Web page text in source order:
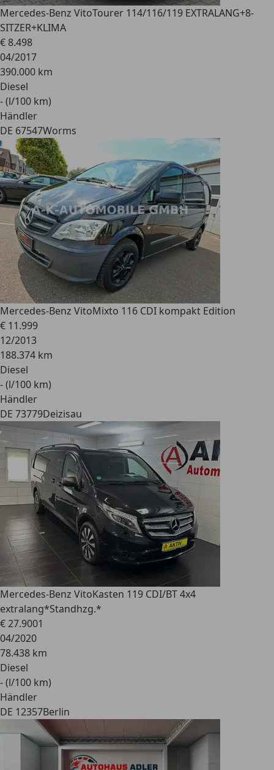
Mercedes-Benz VitoTourer 114/116/119 EXTRALANG+8-
SITZER+KLIMA
€ 8.498
04/2017
390.000 km
Diesel
- (l/100 km)
Händler
DE 67547Worms
Mercedes-Benz VitoMixto 116 CDI kompakt Edition
€ 11.999
12/2013
188.374 km
Diesel
- (l/100 km)
Händler
DE 73779Deizisau
Mercedes-Benz VitoKasten 119 CDI/BT 4x4
extralang*Standhzg.*
€ 27.9001
04/2020
78.438 km
Diesel
- (l/100 km)
Händler
DE 12357Berlin